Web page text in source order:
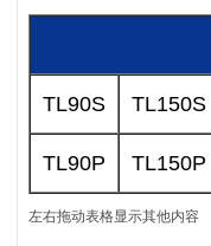
TL90S TL150S
TL90P TL150P
左右拖动表格显示其他内容